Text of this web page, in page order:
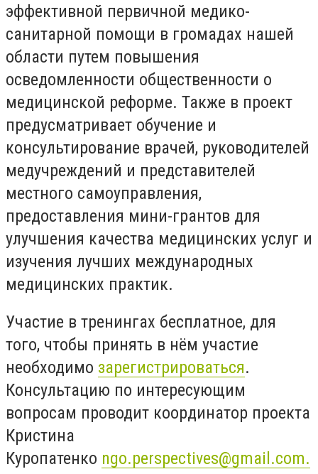
эффективной первичной медико-
санитарной помощи в громадах нашей
области путем повышения
осведомленности общественности о
медицинской реформе. Также в проект
предусматривает обучение и
консультирование врачей, руководителей
медучреждений и представителей
местного самоуправления,
предоставления мини-грантов для
улучшения качества медицинских услуг и
изучения лучших международных
медицинских практик.
Участие в тренингах бесплатное, для
того, чтобы принять в нём участие
необходимо зарегистрироваться.
Консультацию по интересующим
вопросам проводит координатор проекта
Кристина
Куропатенко ngo.perspectives@gmail.com.